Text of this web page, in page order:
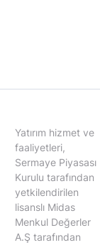
Yatırım hizmet ve
faaliyetleri,
Sermaye Piyasası
Kurulu tarafından
yetkilendirilen
lisanslı Midas
Menkul Değerler
A.Ş tarafından